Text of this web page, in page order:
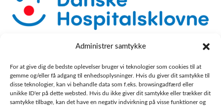
Administrer samtykke
For at give dig de bedste oplevelser bruger vi teknologier som cookies til at
gemme og/eller få adgang til enhedsoplysninger. Hvis du giver dit samtykke til
disse teknologier, kan vi behandle data som f.eks. browsingadfærd eller
unikke ID'er på dette websted. Hvis du ikke giver dit samtykke eller trækker dit
samtykke tilbage, kan det have en negativ indvirkning på visse funktioner og